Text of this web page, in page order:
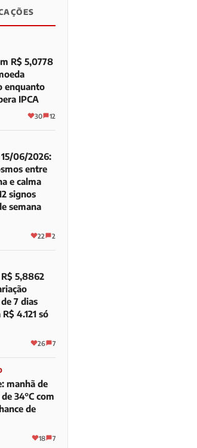
R$ 5,0778
enquanto
IPCA
30 12
06/2026:
entre
e calma
signos
semana
22 2
5,8862
7 dias
4.121 só
26 7
manhã de
34°C com
de
18 7